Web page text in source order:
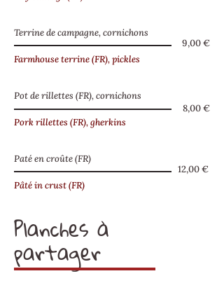
Terrine de campagne, cornichons
Farmhouse terrine (FR), pickles
9,00 €
Pot de rillettes (FR), cornichons
Pork rillettes (FR), gherkins
8,00 €
Paté en croûte (FR)
Pâté in crust (FR)
12,00 €
Planches à
partager